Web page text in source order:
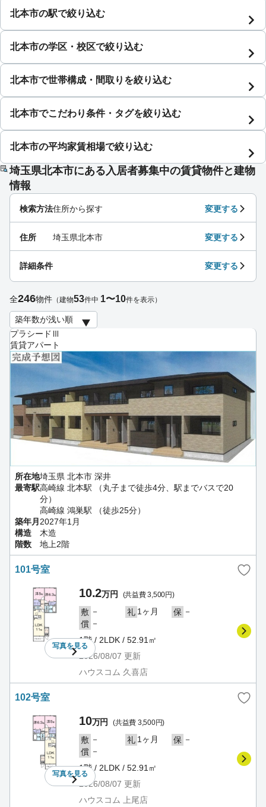
北本市の駅で絞り込む
北本市の学区・校区で絞り込む
北本市で世帯構成・間取りを絞り込む
北本市でこだわり条件・タグを絞り込む
北本市の平均家賃相場で絞り込む
埼玉県北本市にある入居者募集中の賃貸物件と建物
情報
プラシードⅢ
賃貸アパート
所在地埼玉県 北本市 深井
最寄駅高崎線 北本駅 （丸子まで徒歩4分、駅までバスで20
分）
高崎線 鴻巣駅 （徒歩25分）
築年月 2027年1月
構造
木造
階数
地上2階
101号室
写真を見る
10.2万円 (共益費 3,500円)
敷 － 礼 1ヶ月 保 －
償 －
1階 / 2LDK / 52.91㎡
2026/08/07 更新
ハウスコム 久喜店
102号室
写真を見る
10万円 (共益費 3,500円)
敷 － 礼 1ヶ月 保 －
償 －
1階 / 2LDK / 52.91㎡
2026/08/07 更新
ハウスコム 上尾店
検索方法住所から探す 変更する
住所 埼玉県北本市 変更する
詳細条件 変更する
全246物件 （建物53件中 1〜10件を表示）